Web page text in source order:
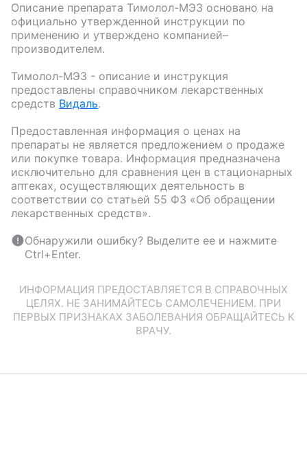
Описание препарата Тимолол-МЭЗ основано на
официально утвержденной инструкции по
применению и утверждено компанией–
производителем.
Тимолол-МЭЗ - описание и инструкция
предоставлены справочником лекарственных
средств Видаль.
Предоставленная информация о ценах на
препараты не является предложением о продаже
или покупке товара. Информация предназначена
исключительно для сравнения цен в стационарных
аптеках, осуществляющих деятельность в
соответствии со статьей 55 ФЗ «Об обращении
лекарственных средств».
Обнаружили ошибку? Выделите ее и нажмите
Ctrl+Enter.
ИНФОРМАЦИЯ ПРЕДОСТАВЛЯЕТСЯ В СПРАВОЧНЫХ
ЦЕЛЯХ. НЕ ЗАНИМАЙТЕСЬ САМОЛЕЧЕНИЕМ. ПРИ
ПЕРВЫХ ПРИЗНАКАХ ЗАБОЛЕВАНИЯ ОБРАЩАЙТЕСЬ К
ВРАЧУ.